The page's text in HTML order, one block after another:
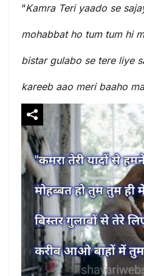
“Kamra Teri yaado se
mohabbat ho tum tum hi
bistar gulabo se tere liye
kareeb aao meri baaho